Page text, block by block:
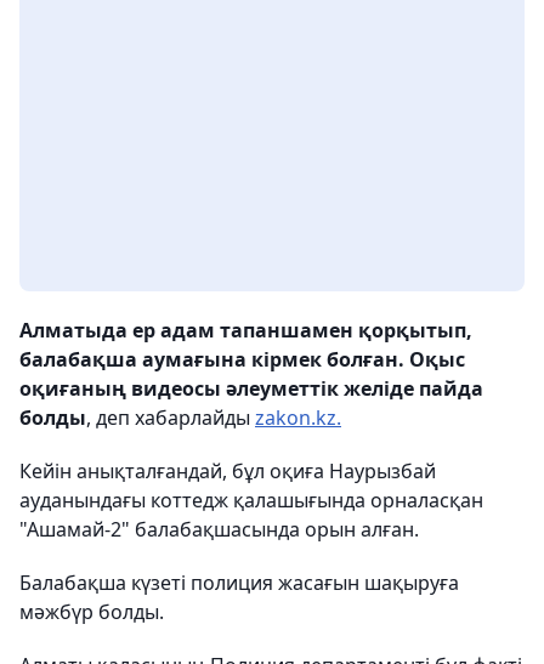
Алматыда ер адам тапаншамен қорқытып,
балабақша аумағына кірмек болған. Оқыс
оқиғаның видеосы әлеуметтік желіде пайда
болды, деп хабарлайды zakon.kz.
Кейін анықталғандай, бұл оқиға Наурызбай
ауданындағы коттедж қалашығында орналасқан
"Ашамай-2" балабақшасында орын алған.
Балабақша күзеті полиция жасағын шақыруға
мәжбүр болды.